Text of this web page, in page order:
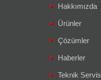
Hakkımızda
Ürünler
Çözümler
Haberler
Teknik Servis